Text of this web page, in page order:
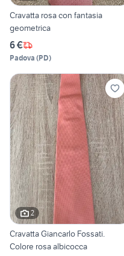
Cravatta rosa con fantasia
geometrica
6 €
Padova (PD)
2
Cravatta Giancarlo Fossati.
Colore rosa albicocca